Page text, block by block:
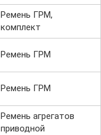
Ремень ГРМ,
комплект
Ремень ГРМ
Ремень ГРМ
Ремень агрегатов
приводной